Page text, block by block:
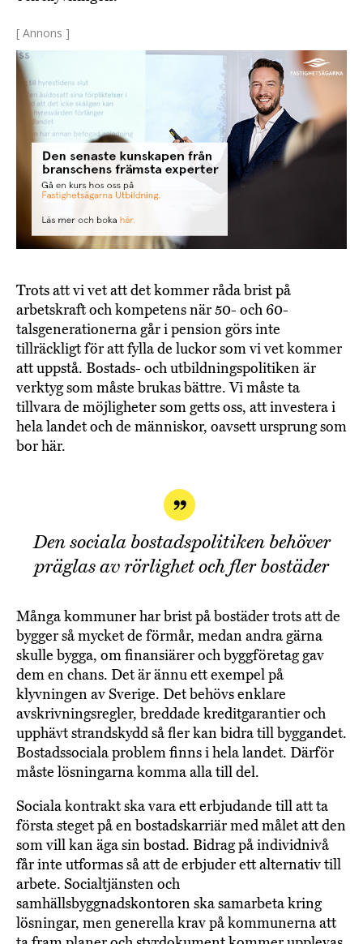
[ Annons ]
Trots att vi vet att det kommer råda brist på
arbetskraft och kompetens när 50- och 60-
talsgenerationerna går i pension görs inte
tillräckligt för att fylla de luckor som vi vet kommer
att uppstå. Bostads- och utbildningspolitiken är
verktyg som måste brukas bättre. Vi måste ta
tillvara de möjligheter som getts oss, att investera i
hela landet och de människor, oavsett ursprung som
bor här.
Den sociala bostadspolitiken behöver
präglas av rörlighet och fler bostäder
Många kommuner har brist på bostäder trots att de
bygger så mycket de förmår, medan andra gärna
skulle bygga, om finansiärer och byggföretag gav
dem en chans. Det är ännu ett exempel på
klyvningen av Sverige. Det behövs enklare
avskrivningsregler, breddade kreditgarantier och
upphävt strandskydd så fler kan bidra till byggandet.
Bostadssociala problem finns i hela landet. Därför
måste lösningarna komma alla till del.
Sociala kontrakt ska vara ett erbjudande till att ta
första steget på en bostadskarriär med målet att den
som vill kan äga sin bostad. Bidrag på individnivå
får inte utformas så att de erbjuder ett alternativ till
arbete. Socialtjänsten och
samhällsbyggnadskontoren ska samarbeta kring
lösningar, men generella krav på kommunerna att